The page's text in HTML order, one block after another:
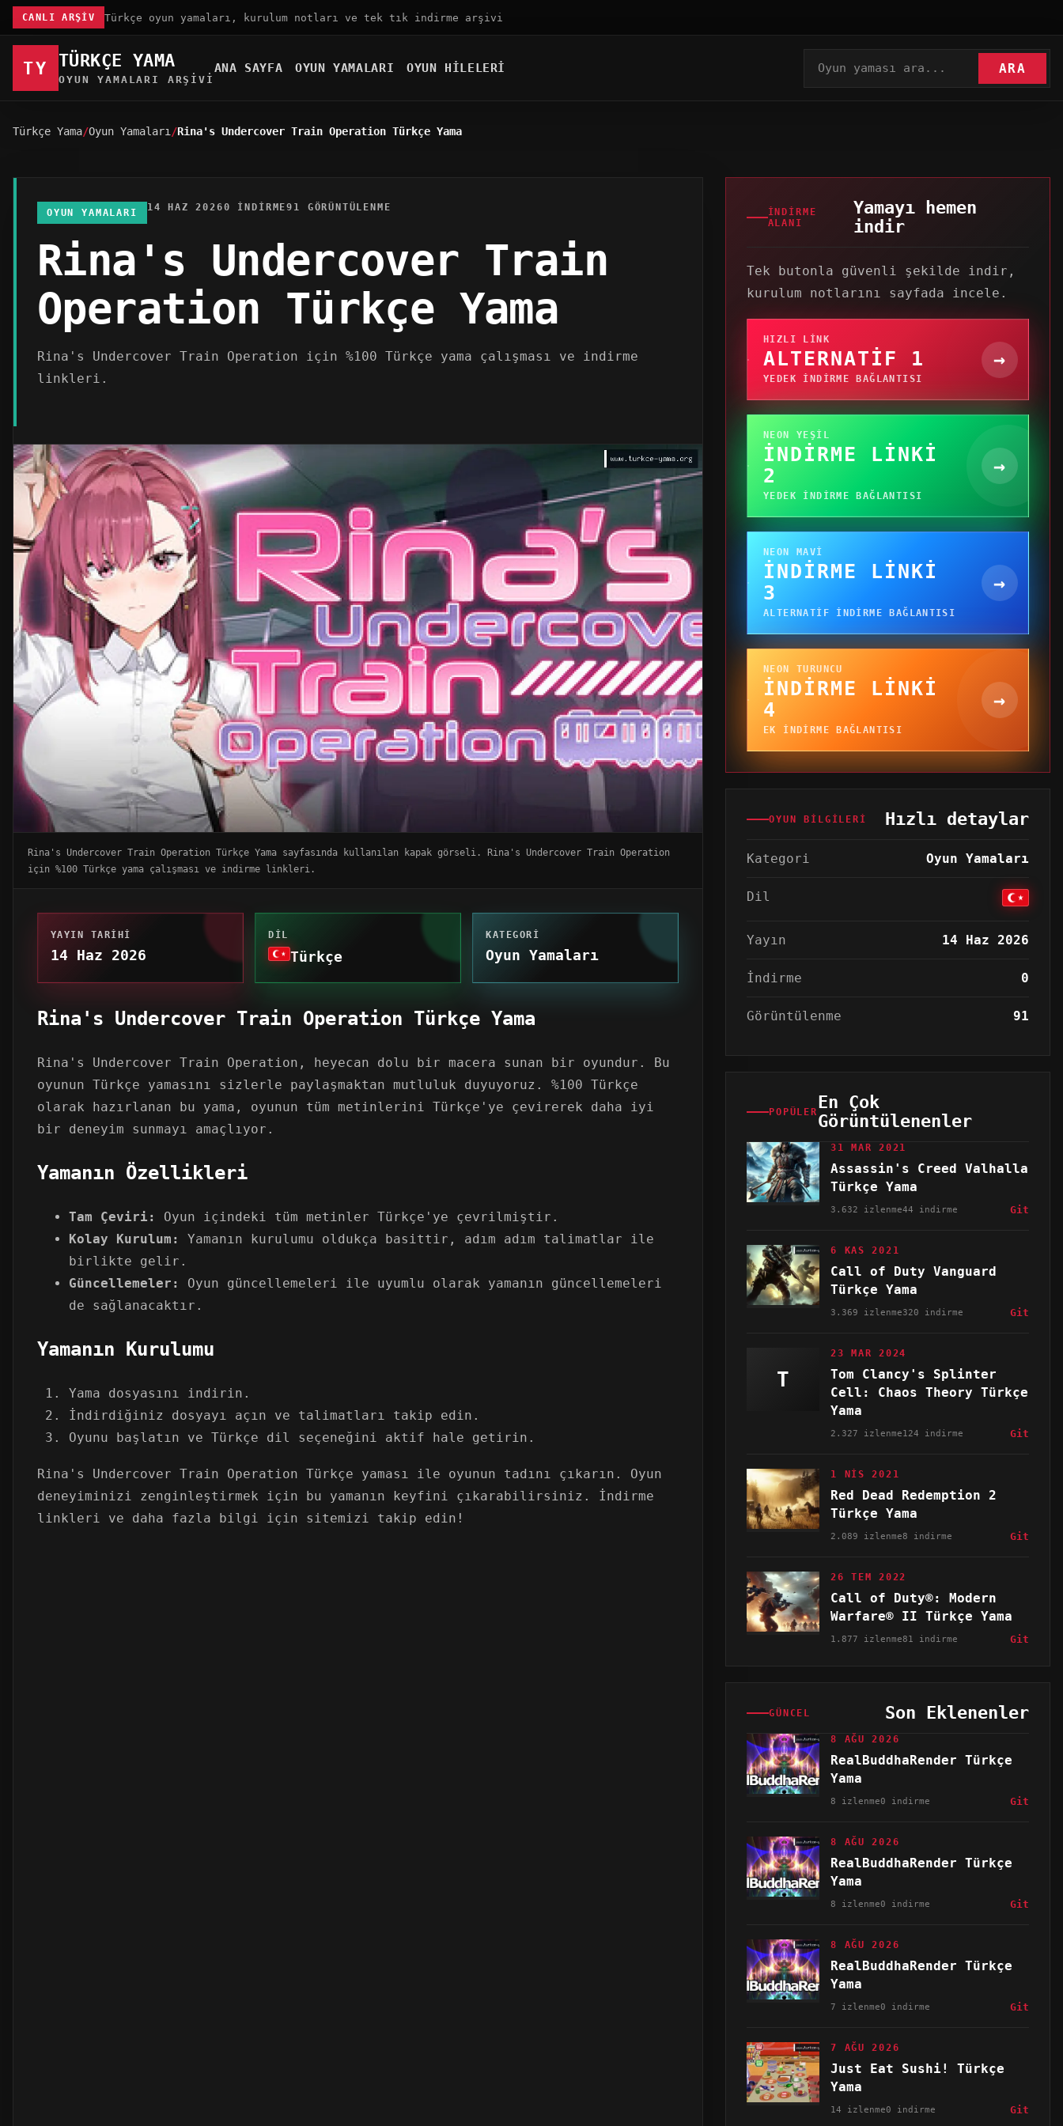
CANLI ARŞIV Türkçe oyun yamaları, kurulum notları ve tek tık indirme arşivi
TY TÜRKÇE YAMA
OYUN YAMALARI ARŞIVI
ANA SAYFA OYUN YAMALARI OYUN HILELERI ARA
Türkçe Yama Oyun Yamaları Rina's Undercover Train Operation Türkçe Yama
OYUN YAMALARI 14 HAZ 20260 INDIRME91 GÖRÜNTÜLENME
Rina's Undercover Train
Operation Türkçe Yama
Rina's Undercover Train Operation için %100 Türkçe yama çalışması ve indirme
linkleri.
Rina's Undercover Train Operation Türkçe Yama sayfasında kullanılan kapak görseli. Rina's Undercover Train Operation
için %100 Türkçe yama çalışması ve indirme linkleri.
YAYIN TARIHI
14 Haz 2026
DIL
Türkçe
KATEGORI
Oyun Yamaları
Rina's Undercover Train Operation Türkçe Yama
Rina's Undercover Train Operation, heyecan dolu bir macera sunan bir oyundur. Bu
oyunun Türkçe yamasını sizlerle paylaşmaktan mutluluk duyuyoruz. %100 Türkçe
olarak hazırlanan bu yama, oyunun tüm metinlerini Türkçe'ye çevirerek daha iyi
bir deneyim sunmayı amaçlıyor.
Yamanın Özellikleri
Tam Çeviri:
Oyun içindeki tüm metinler Türkçe'ye çevrilmiştir.
Kolay Kurulum:
Yamanın kurulumu oldukça basittir, adım adım talimatlar ile
birlikte gelir.
Güncellemeler:
Oyun güncellemeleri ile uyumlu olarak yamanın güncellemeleri
de sağlanacaktır.
Yamanın Kurulumu
Yama dosyasını indirin.
İndirdiğiniz dosyayı açın ve talimatları takip edin.
Oyunu başlatın ve Türkçe dil seçeneğini aktif hale getirin.
Rina's Undercover Train Operation Türkçe yaması ile oyunun tadını çıkarın. Oyun
deneyiminizi zenginleştirmek için bu yamanın keyfini çıkarabilirsiniz. İndirme
linkleri ve daha fazla bilgi için sitemizi takip edin!
İNDIRME
ALANI
Yamayı hemen
indir
Tek butonla güvenli şekilde indir,
kurulum notlarını sayfada incele.
HIZLI LINK
ALTERNATIF 1
YEDEK INDIRME BAĞLANTISI
→
NEON YEŞIL
İNDIRME LINKI
2
YEDEK INDIRME BAĞLANTISI
→
NEON MAVI
İNDIRME LINKI
3
ALTERNATIF INDIRME BAĞLANTISI
→
NEON TURUNCU
İNDIRME LINKI
4
EK INDIRME BAĞLANTISI
→
OYUN BILGILERI Hızlı detaylar
Kategori Oyun Yamaları
Dil
Yayın 14 Haz 2026
İndirme 0
Görüntülenme 91
POPÜLER En Çok
Görüntülenenler
31 MAR 2021
Assassin's Creed Valhalla
Türkçe Yama
3.632 izlenme44 indirme Git
6 KAS 2021
Call of Duty Vanguard
Türkçe Yama
3.369 izlenme320 indirme Git
T
23 MAR 2024
Tom Clancy's Splinter
Cell: Chaos Theory Türkçe
Yama
2.327 izlenme124 indirme Git
1 NIS 2021
Red Dead Redemption 2
Türkçe Yama
2.089 izlenme8 indirme Git
26 TEM 2022
Call of Duty®: Modern
Warfare® II Türkçe Yama
1.877 izlenme81 indirme Git
GÜNCEL Son Eklenenler
8 AĞU 2026
RealBuddhaRender Türkçe
Yama
8 izlenme0 indirme Git
8 AĞU 2026
RealBuddhaRender Türkçe
Yama
8 izlenme0 indirme Git
8 AĞU 2026
RealBuddhaRender Türkçe
Yama
7 izlenme0 indirme Git
7 AĞU 2026
Just Eat Sushi! Türkçe
Yama
14 izlenme0 indirme Git